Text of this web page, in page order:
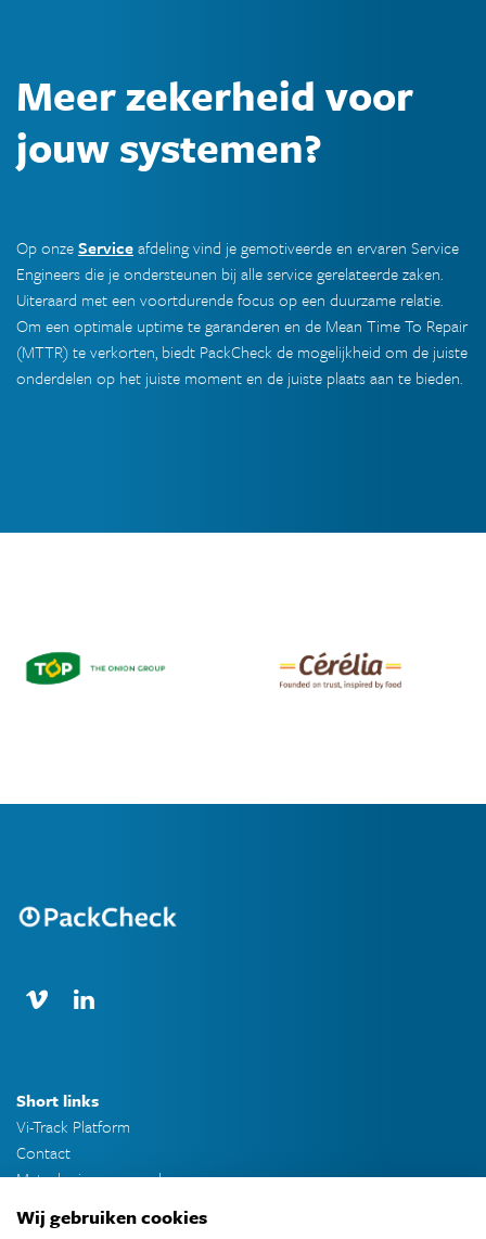
Meer zekerheid voor
jouw systemen?
Op onzeServiceafdeling vind je gemotiveerde en ervaren Service
Engineers die je ondersteunen bij alle service gerelateerde zaken.
Uiteraard met een voortdurende focus op een duurzame relatie.
Om een optimale uptime te garanderen en de Mean Time To Repair
(MTTR) te verkorten, biedt PackCheck de mogelijkheid om de juiste
onderdelen op het juiste moment en de juiste plaats aan te bieden.
Short links
Vi-Track Platform
Contact
Metaalunievoorwaarden
Wij gebruiken cookies